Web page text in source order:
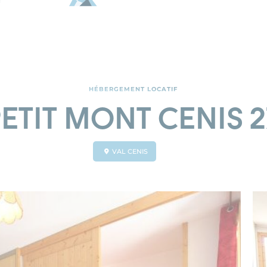
HÉBERGEMENT LOCATIF
MONT CENIS
VAL CENIS